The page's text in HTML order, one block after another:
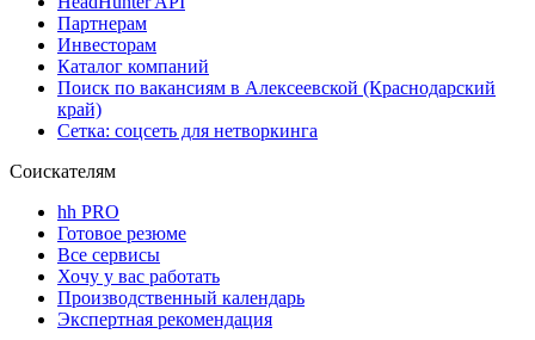
Партнерам
Инвесторам
Каталог компаний
Поиск по вакансиям в Алексеевской (Краснодарский
край)
Сетка: соцсеть для нетворкинга
Соискателям
hh PRO
Готовое резюме
Все сервисы
Хочу у вас работать
Производственный календарь
Экспертная рекомендация